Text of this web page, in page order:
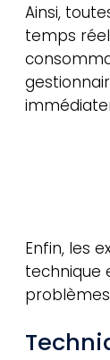
Ainsi,
temps
Enfin, les
technique